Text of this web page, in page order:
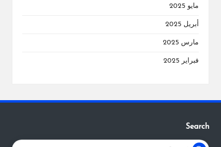
مايو 2025
أبريل 2025
مارس 2025
فبراير 2025
Search